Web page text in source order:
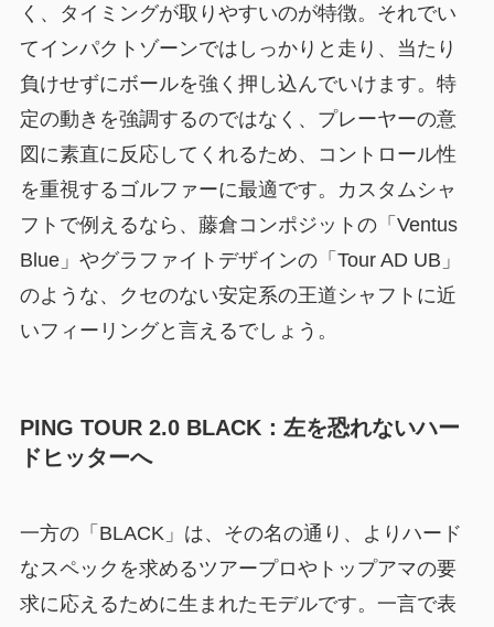
く、タイミングが取りやすいのが特徴。それでい
てインパクトゾーンではしっかりと走り、当たり
負けせずにボールを強く押し込んでいけます。特
定の動きを強調するのではなく、プレーヤーの意
図に素直に反応してくれるため、コントロール性
を重視するゴルファーに最適です。カスタムシャ
フトで例えるなら、藤倉コンポジットの「Ventus
Blue」やグラファイトデザインの「Tour AD UB」
のような、クセのない安定系の王道シャフトに近
いフィーリングと言えるでしょう。
PING TOUR 2.0 BLACK：左を恐れないハー
ドヒッターへ
一方の「BLACK」は、その名の通り、よりハード
なスペックを求めるツアープロやトップアマの要
求に応えるために生まれたモデルです。一言で表